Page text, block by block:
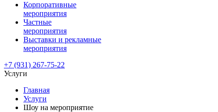
Корпоративные
мероприятия
Частные
мероприятия
Выставки и рекламные
мероприятия
+7 (931) 267-75-22
Услуги
Главная
Услуги
Шоу на мероприятие